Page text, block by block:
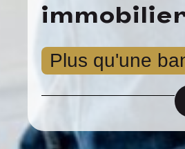
Plus qu'une